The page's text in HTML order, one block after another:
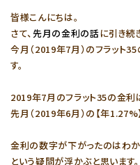
皆様こんにちは。
さて、 先月の金利の話に引き続
今月（2019年7月）のフラット
す。
2019年7月のフラット35の金利
先月（2019年6月）の【年1.27%
金利の数字が下がったのはわ
という疑問が浮かぶと思います。